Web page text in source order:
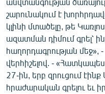
շարունակում է
կլինի մտածելը, թե
ազատման դիմում գրել՝
հաղորդագրության մեջ»,
վերհիշելով. -
27-ին, երբ զրուցում
հրաժարական գրելու եւ